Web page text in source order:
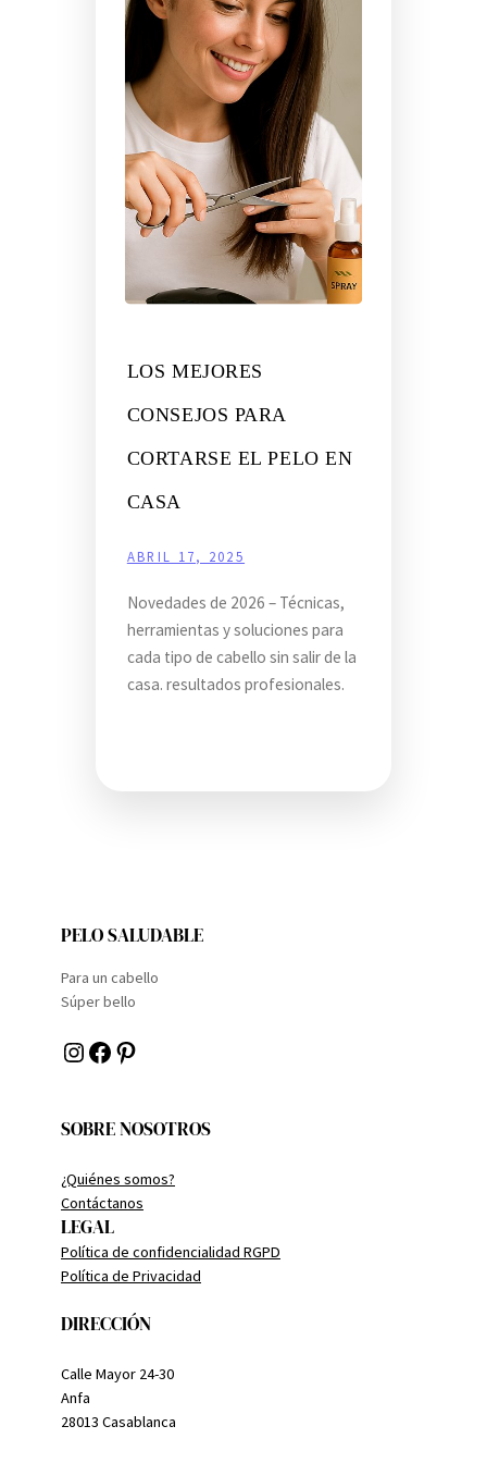
LOS MEJORES
CONSEJOS PARA
CORTARSE EL PELO EN
CASA
ABRIL 17, 2025
Novedades de 2026 – Técnicas,
herramientas y soluciones para
cada tipo de cabello sin salir de la
casa. resultados profesionales.
PELO SALUDABLE
Para un cabello
Súper bello
Instagram Facebook Pinterest
SOBRE NOSOTROS
¿Quiénes somos?
Contáctanos
LEGAL
Política de confidencialidad RGPD
Política de Privacidad
DIRECCIÓN
Calle Mayor 24-30
Anfa
28013 Casablanca